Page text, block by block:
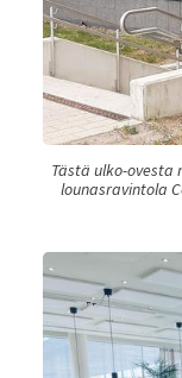
Tästä ulko-ovesta
lounasravintola